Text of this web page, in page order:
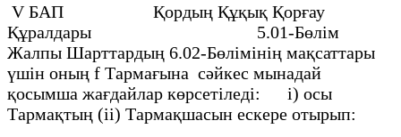
V БАП Қордың Құқық Қорғау
Құралдары 5.01-Бөлiм
Жалпы Шарттардың 6.02-Бөлiмiнiң мақсаттары
үшiн оның f Тармағына сәйкес мынадай
қосымша жағдайлар көрсетiледi: i) осы
Тармақтың (ii) Тармақшасын ескере отырып: